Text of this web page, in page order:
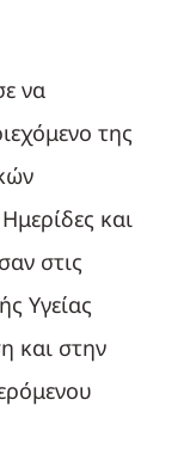
να
της
και
στις
Υγείας
και στην